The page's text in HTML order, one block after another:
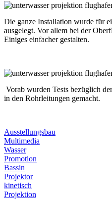
Die ganze Installation wurde für
ausgelegt. Vor allem bei der
Einiges einfacher gestalten.
Vorab wurden Tests bezüglich
in den Rohrleitungen gemacht.
Ausstellungsbau
Multimedia
Wasser
Promotion
Bassin
Projektor
kinetisch
Projektion